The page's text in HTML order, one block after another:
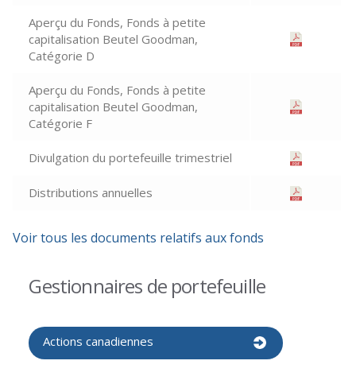
Aperçu du Fonds, Fonds à petite
capitalisation Beutel Goodman,
Catégorie D
Aperçu du Fonds, Fonds à petite
capitalisation Beutel Goodman,
Catégorie F
Divulgation du portefeuille trimestriel
Distributions annuelles
Voir tous les documents relatifs aux fonds
Gestionnaires de portefeuille
Actions canadiennes